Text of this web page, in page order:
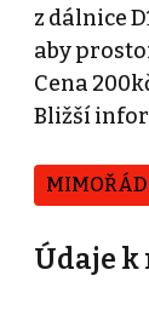
z dálnice
aby
Cena
Bližší
Údaje